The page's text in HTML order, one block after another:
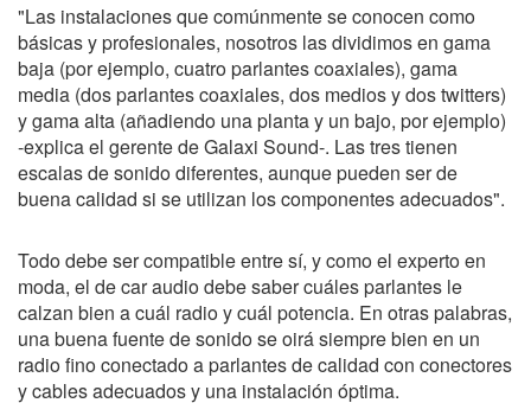
"Las instalaciones que comúnmente se conocen como
básicas y profesionales, nosotros las dividimos en gama
baja (por ejemplo, cuatro parlantes coaxiales), gama
media (dos parlantes coaxiales, dos medios y dos twitters)
y gama alta (añadiendo una planta y un bajo, por ejemplo)
-explica el gerente de Galaxi Sound-. Las tres tienen
escalas de sonido diferentes, aunque pueden ser de
buena calidad si se utilizan los componentes adecuados".
Todo debe ser compatible entre sí, y como el experto en
moda, el de car audio debe saber cuáles parlantes le
calzan bien a cuál radio y cuál potencia. En otras palabras,
una buena fuente de sonido se oirá siempre bien en un
radio fino conectado a parlantes de calidad con conectores
y cables adecuados y una instalación óptima.